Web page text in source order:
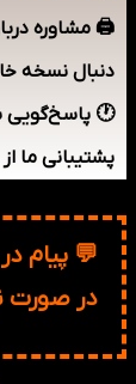
🖨️ مشاوره
دنبال نسخه
🕐 پاسخ‌گویی
پشتیبانی ما از ساعت ۹ تا ۱۷ روزهای کاری فعال هست. معمولاً
💬 پیام
09915232208
در صورت